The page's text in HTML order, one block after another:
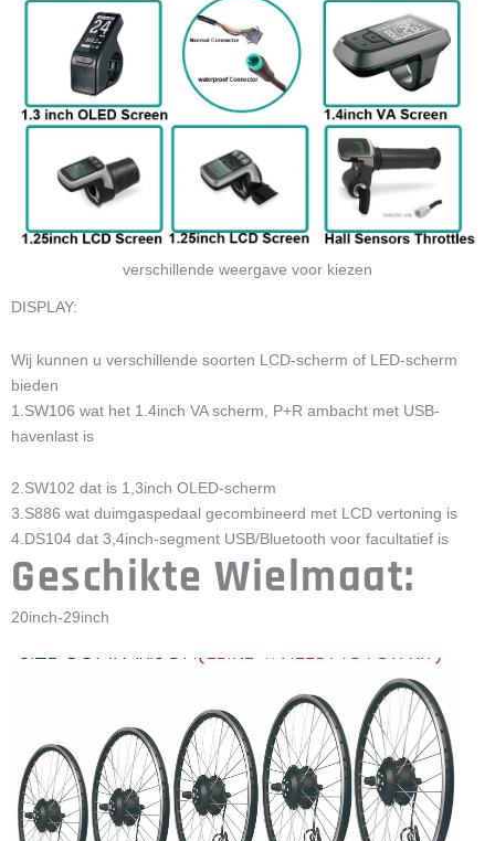
verschillende weergave voor kiezen
DISPLAY:
Wij kunnen u verschillende soorten LCD-scherm of LED-scherm
bieden
1.SW106 wat het 1.4inch VA scherm, P+R ambacht met USB-
havenlast is
2.SW102 dat is 1,3inch OLED-scherm
3.S886 wat duimgaspedaal gecombineerd met LCD vertoning is
4.DS104 dat 3,4inch-segment USB/Bluetooth voor facultatief is
Geschikte Wielmaat:
20inch-29inch